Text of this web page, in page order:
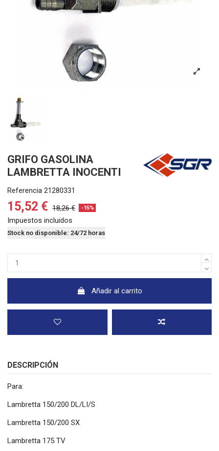
GRIFO GASOLINA
LAMBRETTA INOCENTI
Referencia 21280331
15,52 € 18,26 € -15%
Impuestos incluidos
Stock no disponible: 24/72 horas
Añadir al carrito
DESCRIPCIÓN
Para:
Lambretta 150/200 DL/LI/S
Lambretta 150/200 SX
Lambretta 175 TV